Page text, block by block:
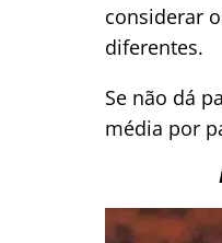
considerar
diferentes.
Se não dá
média por